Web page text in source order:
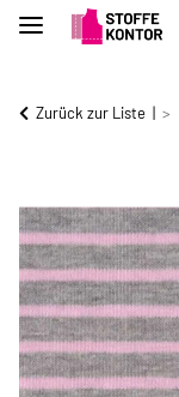
Zurück zur Liste